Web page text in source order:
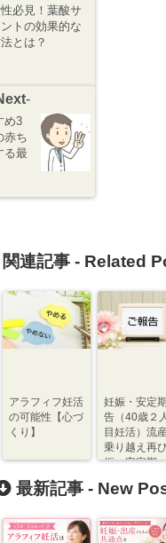
必見！葉酸サ
トの効果的な
とは？
-
め3
赤ち
る最
連記事 - Related
アラフィフ妊活
の可能性【心づ
くり】
妊娠・安定
告（40歳２人
目妊活）流
乗り越え再
娠→安定期
最新記事 - New